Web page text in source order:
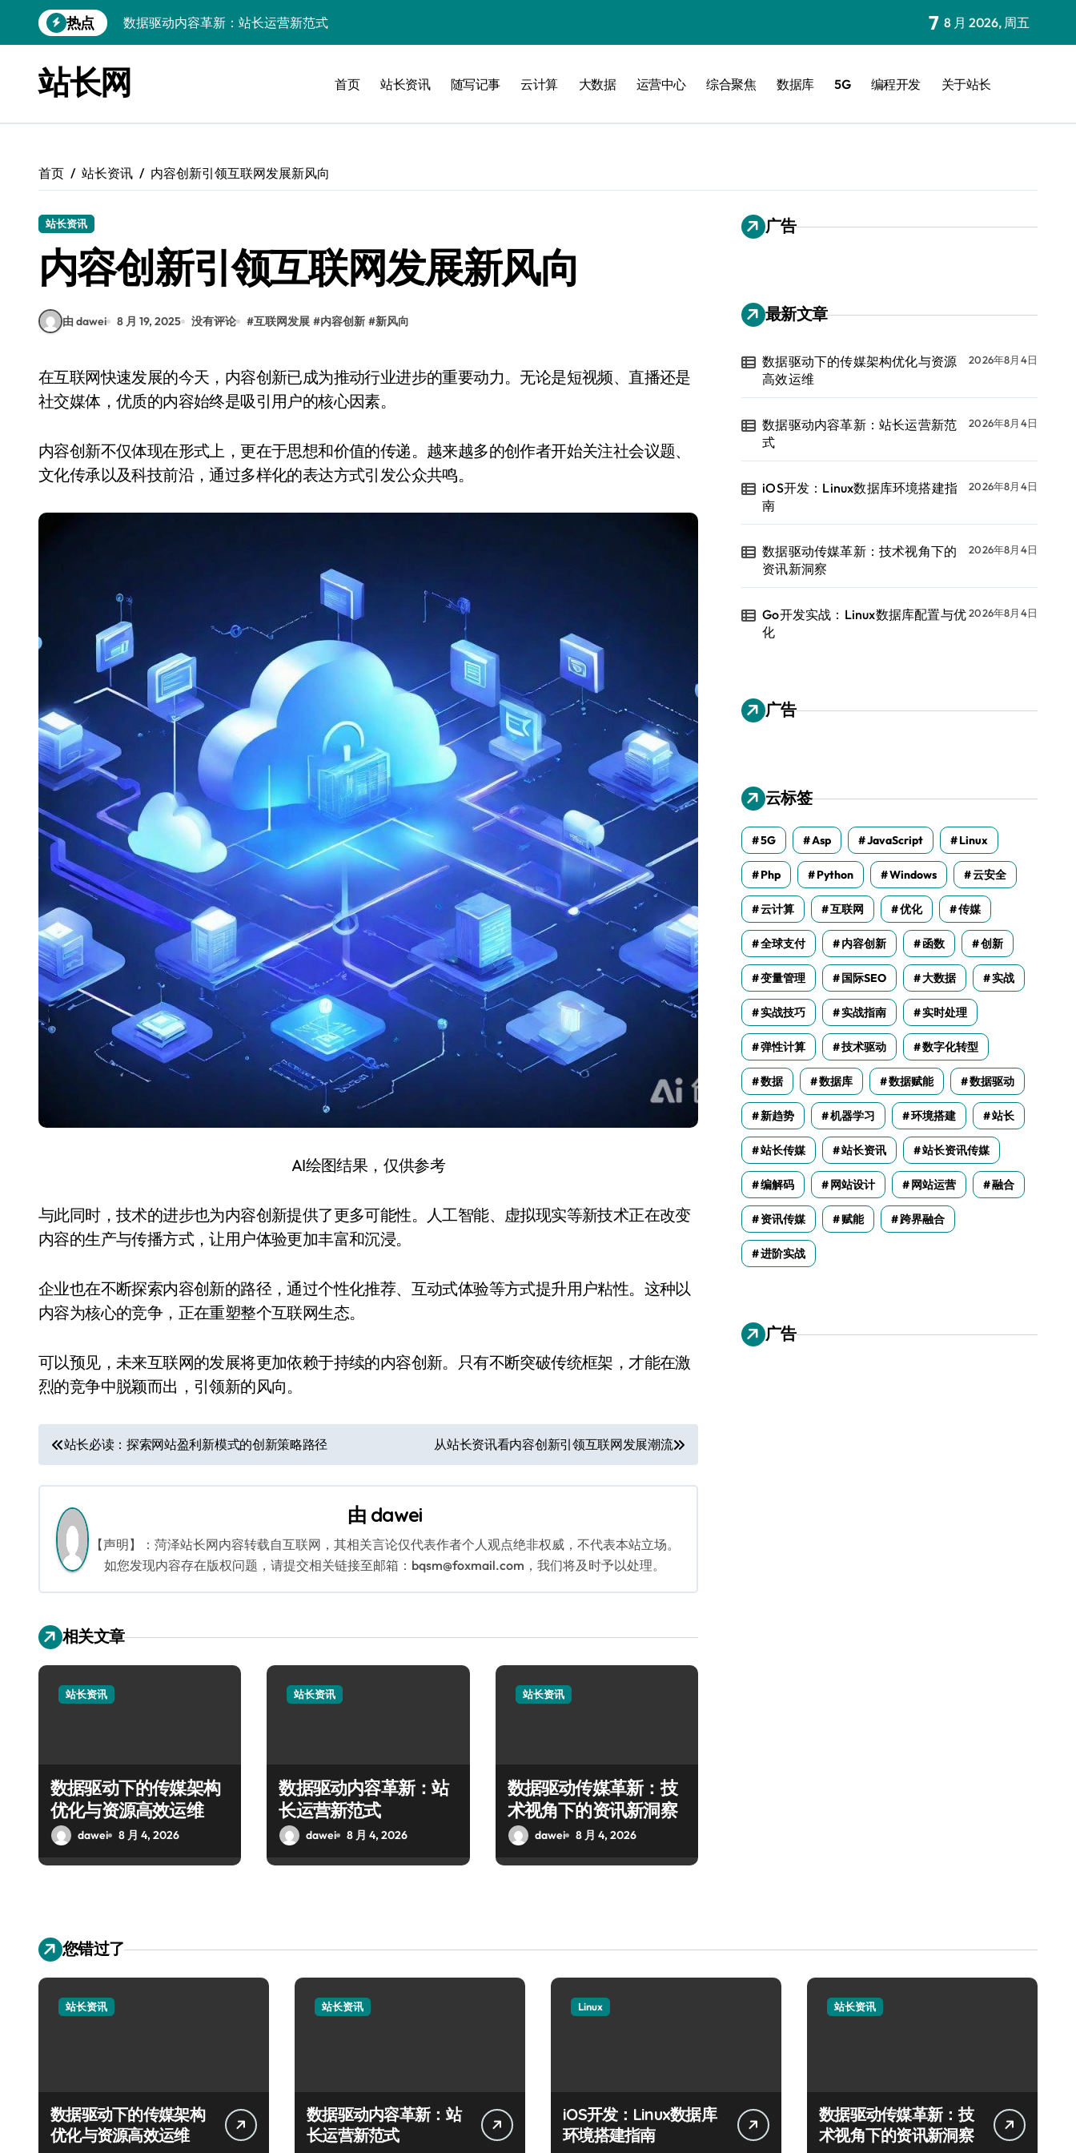
到
热点
iOS开发：Linux数据库环境搭建指南
Go开发实战：Linux数据库配置与优化
数据驱动传媒革新：站长五大核心策略
数据驱动内容增长：站长运营新策略
数据驱动交互优化，赋能站长高效运营
数据驱动下的传媒架构优化与资源高效运维
7 8 月 2026, 周五
站长网 首页 站长资讯 随写记事 云计算 大数据 运营中心 综合聚焦 数据库 5G 编程开发 关于站长
首页 站长资讯 内容创新引领互联网发展新风向
站长资讯
内容创新引领互联网发展新风向
由 dawei 8 月 19, 2025 没有评论 #互联网发展 #内容创新 #新风向
在互联网快速发展的今天，内容创新已成为推动行业进步的重要动力。无论是短视频、直播还是
社交媒体，优质的内容始终是吸引用户的核心因素。
内容创新不仅体现在形式上，更在于思想和价值的传递。越来越多的创作者开始关注社会议题、
文化传承以及科技前沿，通过多样化的表达方式引发公众共鸣。
AI绘图结果，仅供参考
与此同时，技术的进步也为内容创新提供了更多可能性。人工智能、虚拟现实等新技术正在改变
内容的生产与传播方式，让用户体验更加丰富和沉浸。
企业也在不断探索内容创新的路径，通过个性化推荐、互动式体验等方式提升用户粘性。这种以
内容为核心的竞争，正在重塑整个互联网生态。
可以预见，未来互联网的发展将更加依赖于持续的内容创新。只有不断突破传统框架，才能在激
烈的竞争中脱颖而出，引领新的风向。
文
章
导
航
站长必读：探索网站盈利新模式的创新策略路径 从站长资讯看内容创新引领互联网发展潮流
由 dawei
【声明】：菏泽站长网内容转载自互联网，其相关言论仅代表作者个人观点绝非权威，不代表本站立场。
如您发现内容存在版权问题，请提交相关链接至邮箱：bqsm@foxmail.com，我们将及时予以处理。
相关文章
站长资讯
数据驱动下的传媒架构
优化与资源高效运维
dawei 8 月 4, 2026
站长资讯
数据驱动内容革新：站
长运营新范式
dawei 8 月 4, 2026
站长资讯
数据驱动传媒革新：技
术视角下的资讯新洞察
dawei 8 月 4, 2026
广告
最新文章
数据驱动下的传媒架构优化与资源
高效运维
2026年8月4日
数据驱动内容革新：站长运营新范
式
2026年8月4日
iOS开发：Linux数据库环境搭建指
南
2026年8月4日
数据驱动传媒革新：技术视角下的
资讯新洞察
2026年8月4日
Go开发实战：Linux数据库配置与优
化
2026年8月4日
广告
云标签
5G Asp JavaScript Linux
Php Python Windows 云安全
云计算 互联网 优化 传媒
全球支付 内容创新 函数 创新
变量管理 国际SEO 大数据 实战
实战技巧 实战指南 实时处理
弹性计算 技术驱动 数字化转型
数据 数据库 数据赋能 数据驱动
新趋势 机器学习 环境搭建 站长
站长传媒 站长资讯 站长资讯传媒
编解码 网站设计 网站运营 融合
资讯传媒 赋能 跨界融合
进阶实战
广告
您错过了
站长资讯
数据驱动下的传媒架构
优化与资源高效运维
站长资讯
数据驱动内容革新：站
长运营新范式
Linux
iOS开发：Linux数据库
环境搭建指南
站长资讯
数据驱动传媒革新：技
术视角下的资讯新洞察